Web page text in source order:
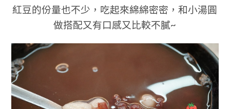
紅豆的份量也不少，吃起來綿綿密密，和小湯圓
做搭配又有口感又比較不膩~